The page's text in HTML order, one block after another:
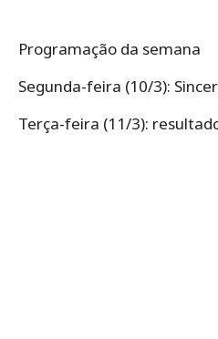
Programação da semana
Segunda-feira (10/3):
Terça-feira (11/3):